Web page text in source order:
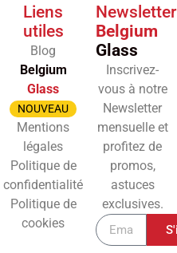
Liens
utiles
Blog
Belgium
Glass
NOUVEAU
Mentions
légales
Politique de
confidentialité
Politique de
cookies
Newsletter
Belgium
Glass
Inscrivez-
vous à notre
Newsletter
mensuelle et
profitez de
promos,
astuces
exclusives.